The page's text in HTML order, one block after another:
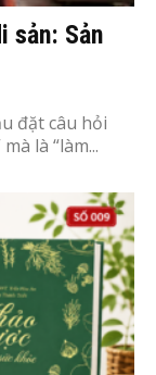
sản: Sản
đặt câu hỏi
là “làm...